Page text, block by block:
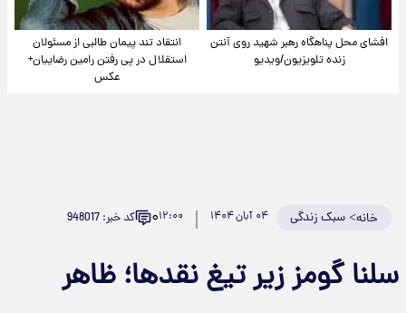
افشای محل پناهگاه‌ رهبر شهید روی آنتن
زنده تلویزیون/ویدیو
انتقاد تند پیمان طالبی از مسئولان
استقلال در پی رفتن رامین رضاییان+
عکس
خانه>سبک زندگی ۰۴ آبان ۱۴۰۴ ۱۲:۰۰۰ کد خبر: 948017
سلنا گومز زیر تیغ نقدها؛ ظاهر